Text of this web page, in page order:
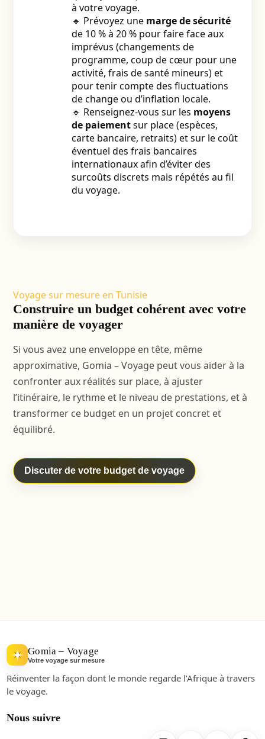
à votre voyage.
🔹 Prévoyez une marge de sécurité
de 10 % à 20 % pour faire face aux
imprévus (changements de
programme, coup de cœur pour une
activité, frais de santé mineurs) et
pour tenir compte des fluctuations
de change ou d’inflation locale.
🔹 Renseignez-vous sur les moyens
de paiementsur place (espèces,
carte bancaire, retraits) et sur le coût
éventuel des frais bancaires
internationaux afin d’éviter des
surcoûts discrets mais répétés au fil
du voyage.
Voyage sur mesure en Tunisie
Construire un budget cohérent avec votre
manière de voyager
Si vous avez une enveloppe en tête, même
approximative, Gomia – Voyage peut vous aider à la
confronter aux réalités sur place, à ajuster
l’itinéraire, le rythme et le niveau de prestations, et à
transformer ce budget en un projet concret et
équilibré.
Discuter de votre budget de voyage
Gomia – Voyage
Votre voyage sur mesure
Réinventer la façon dont le monde regarde l’Afrique à travers
le voyage.
Nous suivre